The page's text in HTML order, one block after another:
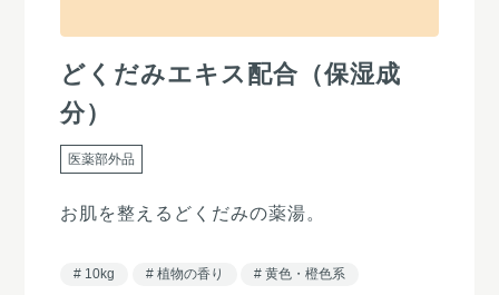
どくだみエキス配合（保湿成
分）
医薬部外品
お肌を整えるどくだみの薬湯。
10kg 植物の香り 黄色・橙色系